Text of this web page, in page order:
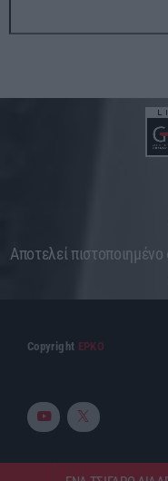
Aποτελεί
Copyright ΕΡΚΟ